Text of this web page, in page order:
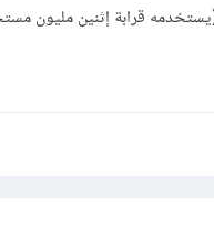
قرابة إثنين مليون